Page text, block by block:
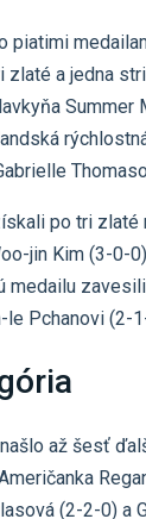
piatimi
a jedna
po tri
jin Kim (3-0-
medailu
le Pchanovi (2-
až šesť
(2-2-0) a